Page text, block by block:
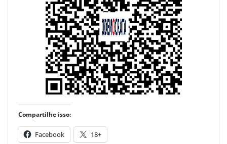
Compartilhe isso:
Facebook 18+